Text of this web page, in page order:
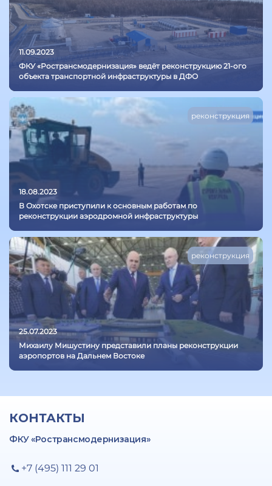
11.09.2023
ФКУ «Ространсмодернизация» ведёт реконструкцию 21-ого
объекта транспортной инфраструктуры в ДФО
реконструкция
18.08.2023
В Охотске приступили к основным работам по
реконструкции аэродромной инфраструктуры
реконструкция
25.07.2023
Михаилу Мишустину представили планы реконструкции
аэропортов на Дальнем Востоке
КОНТАКТЫ
ФКУ «Ространсмодернизация»
+7 (495) 111 29 01